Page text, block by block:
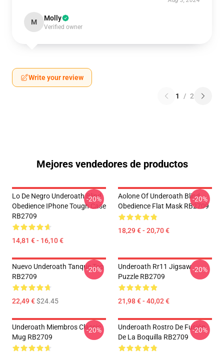
M Molly
Verified owner
Write your review
1 / 2
Mejores vendedores de productos
Lo De Negro Underoath Blind
Obedience IPhone Tough Case
RB2709
14,81 € - 16,10 €
-20%
Aolone Of Underoath Blind
Obedience Flat Mask RB2709
18,29 € - 20,70 €
-20%
Nuevo Underoath Tanque Top
RB2709
22,49 €$24.45
-20%
Underoath Rr11 Jigsaw
Puzzle RB2709
21,98 € - 40,02 €
-20%
Underoath Miembros Classic
Mug RB2709
-20%
Underoath Rostro De Fusión
De La Boquilla RB2709
-20%